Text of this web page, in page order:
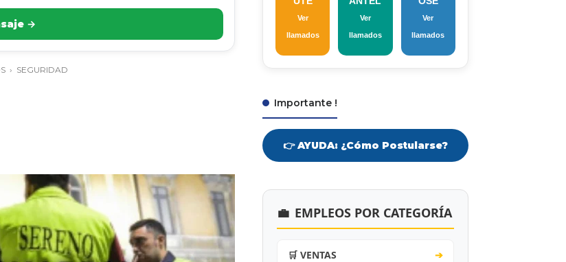
→
› SEGURIDAD
Ver
llamados
Ver
llamados
Ver
llamados
Importante !
👉 AYUDA: ¿Cómo Postularse?
💼 EMPLEOS POR CATEGORÍA
🛒 VENTAS ➔